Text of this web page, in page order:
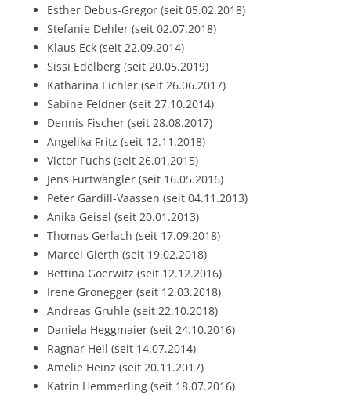
Esther Debus-Gregor (seit 05.02.2018)
Stefanie Dehler (seit 02.07.2018)
Klaus Eck (seit 22.09.2014)
Sissi Edelberg (seit 20.05.2019)
Katharina Eichler (seit 26.06.2017)
Sabine Feldner (seit 27.10.2014)
Dennis Fischer (seit 28.08.2017)
Angelika Fritz (seit 12.11.2018)
Victor Fuchs (seit 26.01.2015)
Jens Furtwängler (seit 16.05.2016)
Peter Gardill-Vaassen (seit 04.11.2013)
Anika Geisel (seit 20.01.2013)
Thomas Gerlach (seit 17.09.2018)
Marcel Gierth (seit 19.02.2018)
Bettina Goerwitz (seit 12.12.2016)
Irene Gronegger (seit 12.03.2018)
Andreas Gruhle (seit 22.10.2018)
Daniela Heggmaier (seit 24.10.2016)
Ragnar Heil (seit 14.07.2014)
Amelie Heinz (seit 20.11.2017)
Katrin Hemmerling (seit 18.07.2016)